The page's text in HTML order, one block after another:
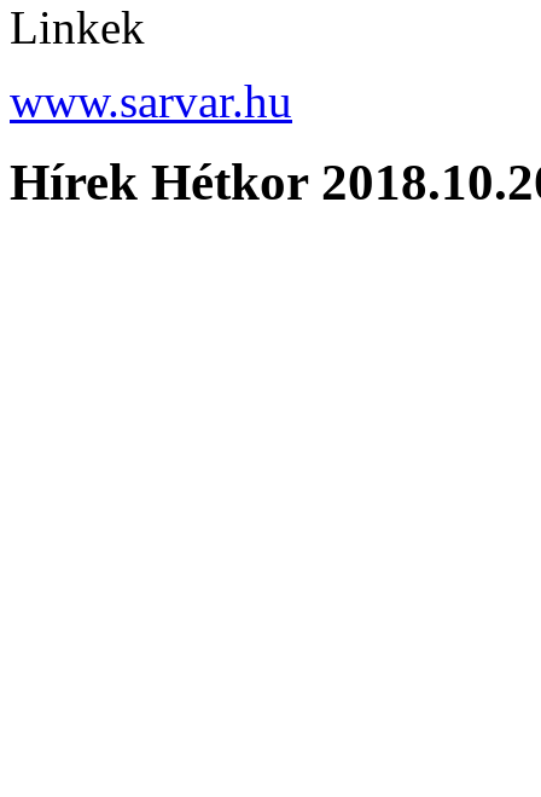
Linkek
www.sarvar.hu
Hírek Hétkor